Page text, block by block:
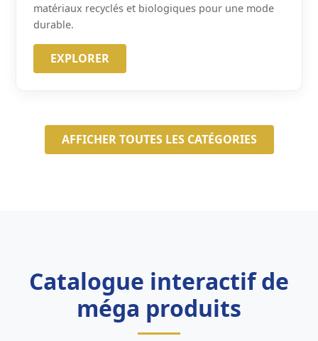
matériaux recyclés et biologiques pour une mode
durable.
EXPLORER
AFFICHER TOUTES LES CATÉGORIES
Catalogue interactif de
méga produits